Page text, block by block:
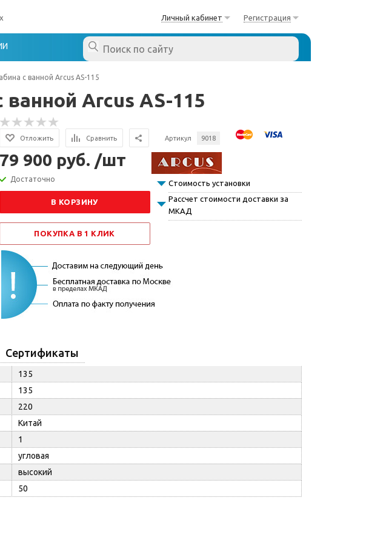
Личный кабинет Регистрация
с ванной Arcus AS-115
Arcus AS-115
Отложить Сравнить Артикул 9018
79 900 руб. /шт
Достаточно
В КОРЗИНУ
ПОКУПКА В 1 КЛИК
Стоимость установки
Рассчет стоимости доставки за
МКАД
Сертификаты
135
135
220
Китай
1
угловая
высокий
50